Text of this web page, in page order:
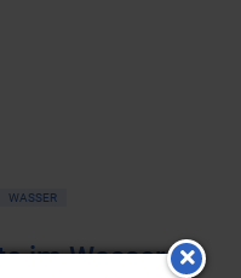
WASSER
im Wasser